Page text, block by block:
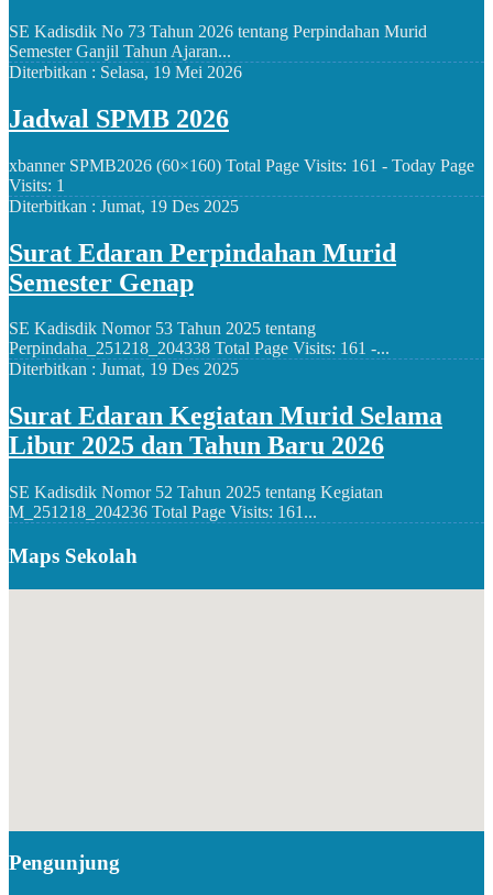
SE Kadisdik No 73 Tahun 2026 tentang Perpindahan Murid
Semester Ganjil Tahun Ajaran...
Diterbitkan : Selasa, 19 Mei 2026
Jadwal SPMB 2026
xbanner SPMB2026 (60×160) Total Page Visits: 161 - Today Page
Visits: 1
Diterbitkan : Jumat, 19 Des 2025
Surat Edaran Perpindahan Murid
Semester Genap
SE Kadisdik Nomor 53 Tahun 2025 tentang
Perpindaha_251218_204338 Total Page Visits: 161 -...
Diterbitkan : Jumat, 19 Des 2025
Surat Edaran Kegiatan Murid Selama
Libur 2025 dan Tahun Baru 2026
SE Kadisdik Nomor 52 Tahun 2025 tentang Kegiatan
M_251218_204236 Total Page Visits: 161...
Maps Sekolah
Pengunjung